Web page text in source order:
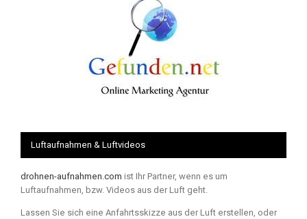
Luftaufnahmen & Luftvideos
drohnen-aufnahmen.com ist Ihr Partner, wenn es um
Luftaufnahmen, bzw. Videos aus der Luft geht.
Lassen Sie sich eine Anfahrtsskizze aus der Luft erstellen, oder